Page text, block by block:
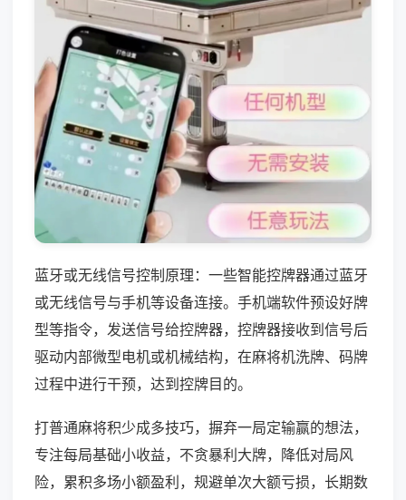
蓝牙或无线信号控制原理：一些智能控牌器通过蓝牙
或无线信号与手机等设备连接。手机端软件预设好牌
型等指令，发送信号给控牌器，控牌器接收到信号后
驱动内部微型电机或机械结构，在麻将机洗牌、码牌
过程中进行干预，达到控牌目的。
打普通麻将积少成多技巧，摒弃一局定输赢的想法，
专注每局基础小收益，不贪暴利大牌，降低对局风
险，累积多场小额盈利，规避单次大额亏损，长期数